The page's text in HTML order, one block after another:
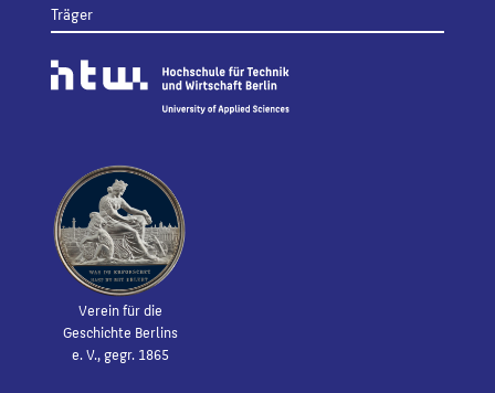
Träger
Verein für die
Geschichte Berlins
e. V., gegr. 1865